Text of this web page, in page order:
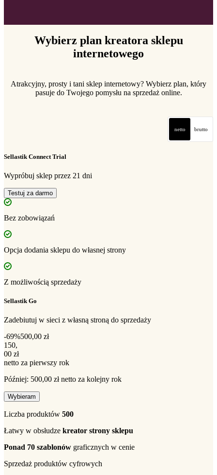
Wybierz plan kreatora sklepu
internetowego
Atrakcyjny, prosty i tani sklep internetowy? Wybierz plan, który
pasuje do Twojego pomysłu na sprzedaż online.
netto brutto
Sellastik Connect Trial
Wypróbuj sklep przez 21 dni
Testuj za darmo
Bez zobowiązań
Opcja dodania sklepu do własnej strony
Z możliwością sprzedaży
Sellastik Go
Zadebiutuj w sieci z własną stroną do sprzedaży
-69%500,00 zł
150,00 zł netto za pierwszy rok
150,
00 zł
netto za pierwszy rok
Później: 500,00 zł netto za kolejny rok
Wybieram
Liczba produktów 500
Łatwy w obsłudze kreator strony sklepu
Ponad 70 szablonów graficznych w cenie
Sprzedaż produktów cyfrowych